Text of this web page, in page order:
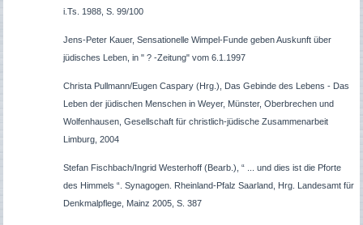
i.Ts. 1988, S. 99/100
Jens-Peter Kauer, Sensationelle Wimpel-Funde geben Auskunft über
jüdisches Leben, in " ? -Zeitung" vom 6.1.1997
Christa Pullmann/Eugen Caspary (Hrg.), Das Gebinde des Lebens - Das
Leben der jüdischen Menschen in Weyer, Münster, Oberbrechen und
Wolfenhausen, Gesellschaft für christlich-jüdische Zusammenarbeit
Limburg, 2004
Stefan Fischbach/Ingrid Westerhoff (Bearb.), “ ... und dies ist die Pforte
des Himmels “. Synagogen. Rheinland-Pfalz Saarland, Hrg. Landesamt für
Denkmalpflege, Mainz 2005, S. 387